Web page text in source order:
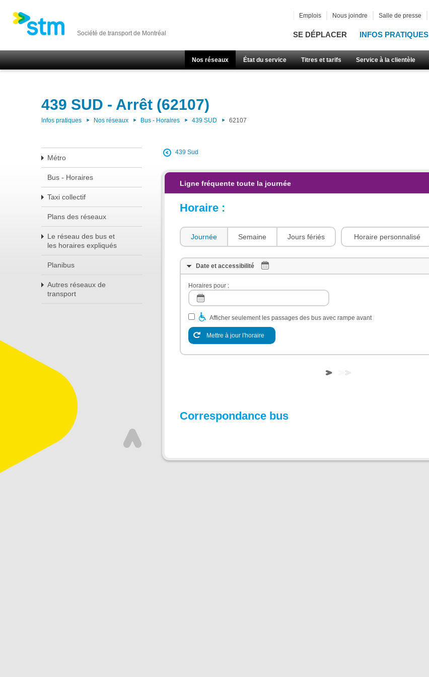
Société de transport de Montréal SE DÉPLACER INFOS PRATIQUES
Nos réseaux État du service Titres et tarifs Service à la clientèle
Emplois Nous joindre Salle de presse
439 SUD - Arrêt (62107)
Infos pratiques Nos réseaux Bus - Horaires 439 SUD 62107
Métro
Bus - Horaires
Taxi collectif
Plans des réseaux
Le réseau des bus et
les horaires expliqués
Planibus
Autres réseaux de
transport
439 Sud
Ligne fréquente toute la journée
Horaire :
Journée Semaine Jours fériés Horaire personnalisé
Date et accessibilité
Horaires pour :
Afficher seulement les passages des bus avec rampe avant
Mettre à jour l'horaire
Correspondance bus